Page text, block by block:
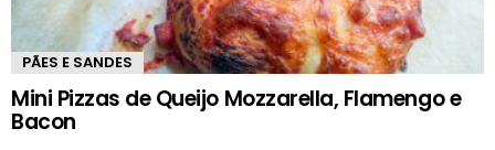
PÃES E SANDES
Mini Pizzas de Queijo Mozzarella, Flamengo e
Bacon